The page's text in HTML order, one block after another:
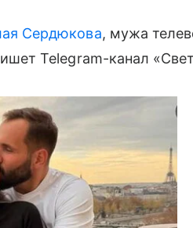
Сердюкова, мужа
Telegram-канал